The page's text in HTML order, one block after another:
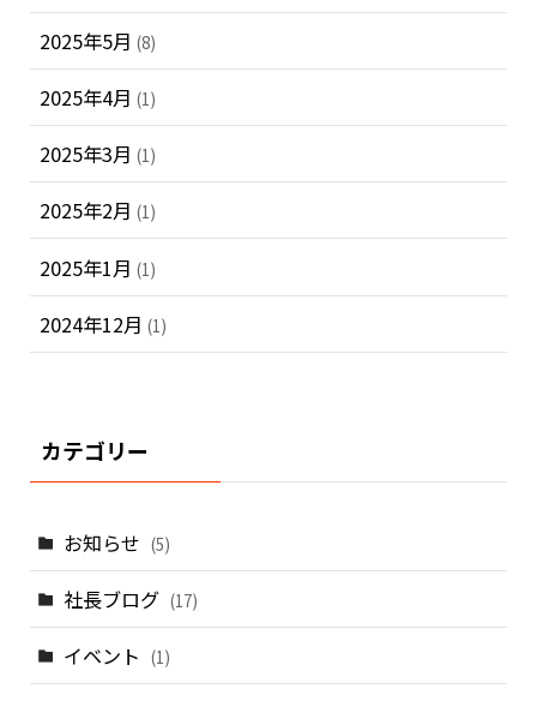
2025年5月 (8)
2025年4月 (1)
2025年3月 (1)
2025年2月 (1)
2025年1月 (1)
2024年12月 (1)
カテゴリー
お知らせ (5)
社長ブログ (17)
イベント (1)